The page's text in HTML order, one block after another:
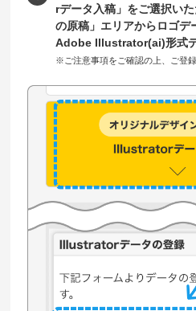
rデータ入稿」をご選択い
の原稿」エリアからロゴデ
Adobe Illustrator(ai)形式デ
※ご注意事項をご確認の上、ご登録